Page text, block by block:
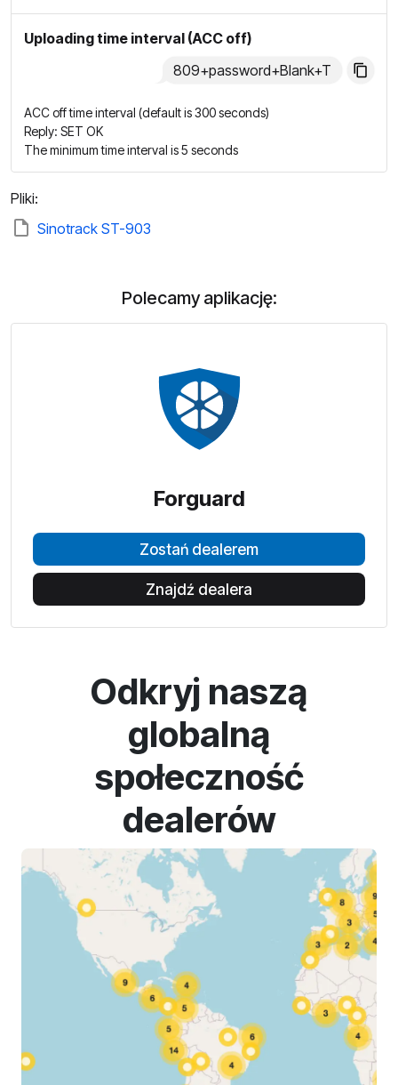
Uploading time interval (ACC off)
809+password+Blank+T
ACC off time interval (default is 300 seconds)
Reply: SET OK
The minimum time interval is 5 seconds
Pliki:
Sinotrack ST-903
Polecamy aplikację:
Forguard
Zostań dealerem
Znajdź dealera
Odkryj naszą
globalną
społeczność
dealerów